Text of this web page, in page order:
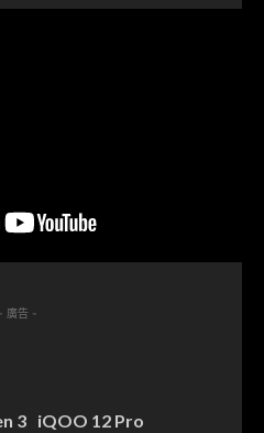
- 廣告 -
3 iQOO 12 Pro